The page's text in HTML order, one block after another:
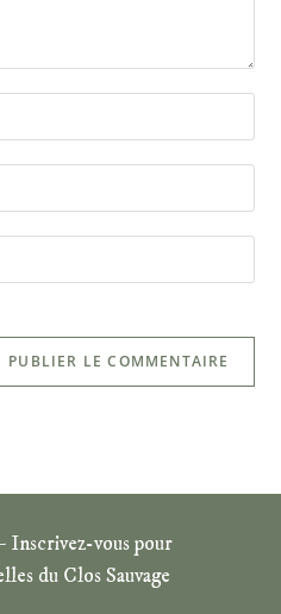
Inscrivez-vous pour
du Clos Sauvage